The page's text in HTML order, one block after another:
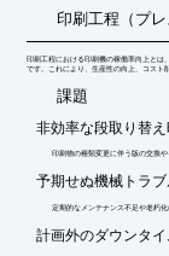
※詳しくはPDF
ださい。
印刷工程（プ
印刷工程における印刷機の稼働率向上とは
です。これにより、生産性の向上、コスト
​課題
非効率な段取り替え
印刷物の種類変更に伴う版の交換
予期せぬ機械トラ
定期的なメンテナンス不足や老朽
計画外のダウンタイ